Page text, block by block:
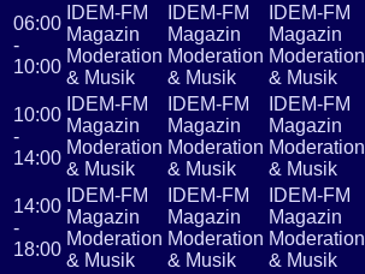
06:00
-
10:00
IDEM-FM
Magazin
Moderation
& Musik
IDEM-FM
Magazin
Moderation
& Musik
IDEM-FM
Magazin
Moderation
& Musik
10:00
-
14:00
IDEM-FM
Magazin
Moderation
& Musik
IDEM-FM
Magazin
Moderation
& Musik
IDEM-FM
Magazin
Moderation
& Musik
14:00
-
18:00
IDEM-FM
Magazin
Moderation
& Musik
IDEM-FM
Magazin
Moderation
& Musik
IDEM-FM
Magazin
Moderation
& Musik